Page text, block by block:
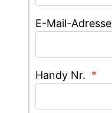
E-Mail-Adresse
Handy Nr. *